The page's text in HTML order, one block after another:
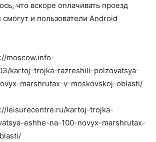
что вскоре оплачивать проезд
и пользователи Android
moscow.info-
kartoj-trojka-razreshili-polzovatsya-
marshrutax-v-moskovskoj-oblasti/
leisurecentre.ru/kartoj-trojka-
eshhe-na-100-novyx-marshrutax-